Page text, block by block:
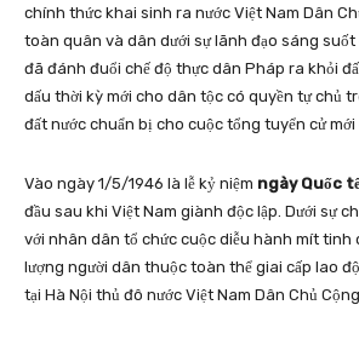
chính thức khai sinh ra nước Việt Nam Dân
toàn quân và dân dưới sự lãnh đạo sáng suốt
đã đánh đuổi chế độ thực dân Pháp ra khỏi
dấu thời kỳ mới cho dân tộc có quyền tự chủ
đất nước chuẩn bị cho cuộc tổng tuyển cử mới
Vào ngày 1/5/1946 là lễ kỷ niệm ngày Quốc
đầu sau khi Việt Nam giành độc lập. Dưới sự
với nhân dân tổ chức cuộc diễu hành mít tinh
lượng người dân thuộc toàn thể giai cấp lao
tại Hà Nội thủ đô nước Việt Nam Dân Chủ